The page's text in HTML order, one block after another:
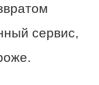
сервис,